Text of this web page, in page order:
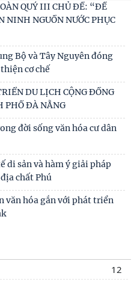
QUÝ III CHỦ ĐỀ: “ĐỀ
NGUỒN NƯỚC PHỤC
Bộ và Tây Nguyên đóng
cơ chế
DU LỊCH CỘNG ĐỒNG
PHỐ ĐÀ NẴNG
đời sống văn hóa cư dân
di sản và hàm ý giải pháp
chất Phú
văn hóa gắn với phát triển
12